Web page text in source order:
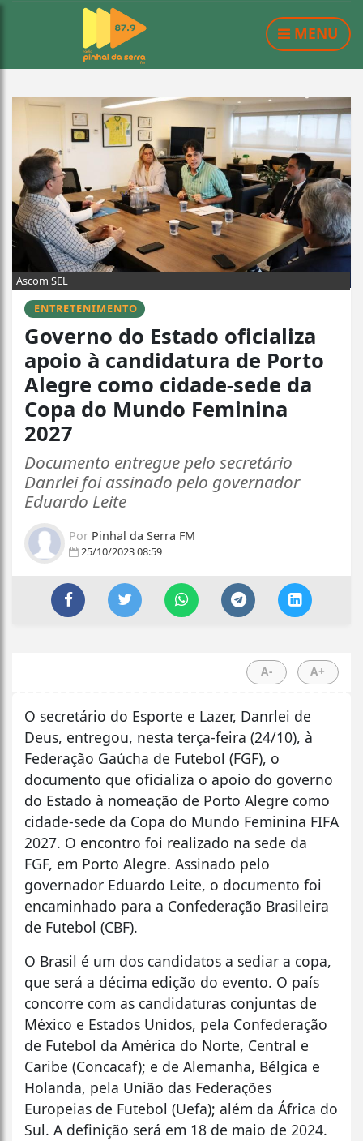
MENU
Ascom SEL
ENTRETENIMENTO
Governo do Estado oficializa
apoio à candidatura de Porto
Alegre como cidade-sede da
Copa do Mundo Feminina
2027
Documento entregue pelo secretário
Danrlei foi assinado pelo governador
Eduardo Leite
Por Pinhal da Serra FM
25/10/2023 08:59
A- A+
O secretário do Esporte e Lazer, Danrlei de
Deus, entregou, nesta terça-feira (24/10), à
Federação Gaúcha de Futebol (FGF), o
documento que oficializa o apoio do governo
do Estado à nomeação de Porto Alegre como
cidade-sede da Copa do Mundo Feminina FIFA
2027. O encontro foi realizado na sede da
FGF, em Porto Alegre. Assinado pelo
governador Eduardo Leite, o documento foi
encaminhado para a Confederação Brasileira
de Futebol (CBF).
O Brasil é um dos candidatos a sediar a copa,
que será a décima edição do evento. O país
concorre com as candidaturas conjuntas de
México e Estados Unidos, pela Confederação
de Futebol da América do Norte, Central e
Caribe (Concacaf); e de Alemanha, Bélgica e
Holanda, pela União das Federações
Europeias de Futebol (Uefa); além da África do
Sul. A definição será em 18 de maio de 2024.